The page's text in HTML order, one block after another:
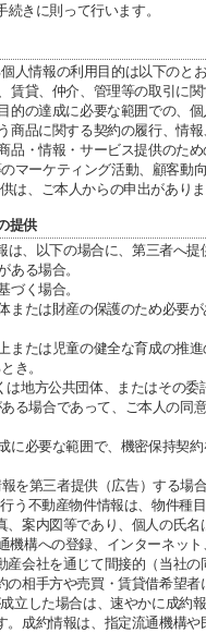
きに則って行います。
人情報の利用目的は以下のとお
賃貸、仲介、管理等の取引に
的の達成に必要な範囲での、
商品に関する契約の履行、情報
品・情報・サービス提供のた
マーケティング活動、顧客動
は、ご本人からの申出があり
提供
は、以下の場合に、第三者へ提
ある場合。
づく場合。
または財産の保護のため必要
または児童の健全な育成の推
き。
は地方公共団体、またはその
る場合であって、ご本人の同
に必要な範囲で、機密保持契
報を第三者提供（広告）する場合
う不動産物件情報は、物件種
、案内図等であり、個人の氏名
機構への登録、インターネッ
産会社を通じて間接的（当社の
の相手方や売買・賃貸借希望者
立した場合は、速やかに成約
。成約情報は、指定流通機構